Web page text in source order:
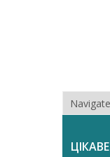
ЦІКАВЕ